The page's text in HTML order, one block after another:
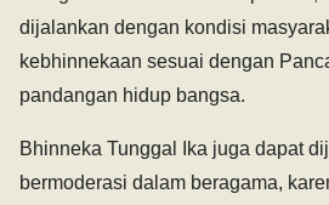
dijalankan dengan kondisi
kebhinnekaan sesuai dengan
pandangan hidup bangsa.
Bhinneka Tunggal Ika juga dapat
bermoderasi dalam beragama,